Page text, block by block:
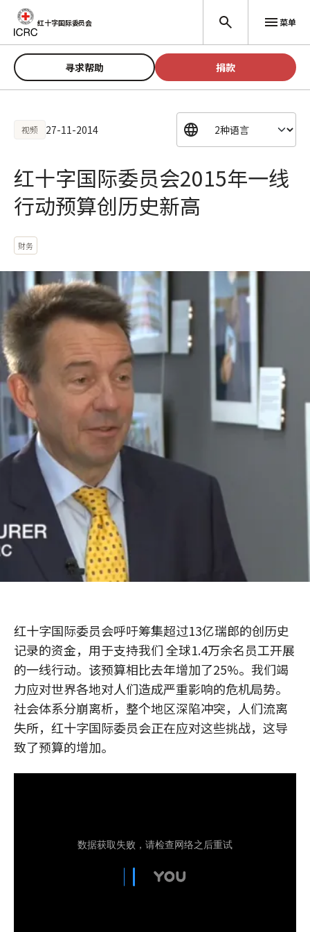
跳至主要内容
红十字国际委员会 菜单
寻求帮助 捐款
视频 27-11-2014
红十字国际委员会2015年一线
行动预算创历史新高
财务
红十字国际委员会呼吁筹集超过13亿瑞郎的创历史
记录的资金，用于支持我们 全球1.4万余名员工开展
的一线行动。该预算相比去年增加了25%。我们竭
力应对世界各地对人们造成严重影响的危机局势。
社会体系分崩离析，整个地区深陷冲突，人们流离
失所，红十字国际委员会正在应对这些挑战，这导
致了预算的增加。